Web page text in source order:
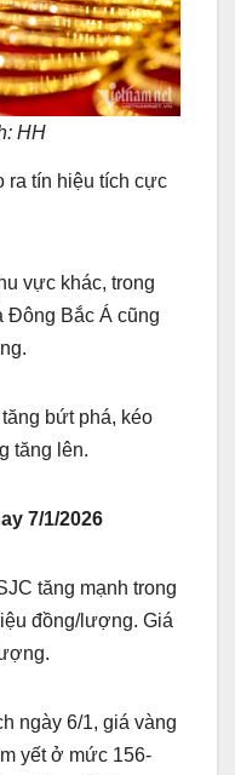
HH
ra tín hiệu tích cực
vực khác, trong
Đông Bắc Á cũng
bứt phá, kéo
tăng lên.
7/1/2026
tăng mạnh trong
đồng/lượng. Giá
ngày 6/1, giá vàng
yết ở mức 156-